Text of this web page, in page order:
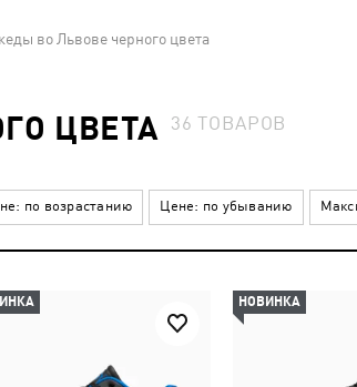
во Львове черного цвета
ЦВЕТА 36ТОВАРОВ
по возрастанию Цене: по убыванию
НОВИНКА